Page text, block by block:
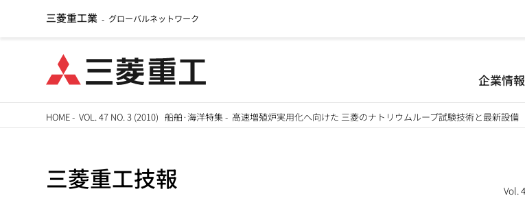
イ
三菱重工業 - グローバルネットワーク
企業情報
HOME-VOL. 47 NO. 3 (2010) 船舶·海洋特集- 高速増殖炉実用化へ向けた 三菱のナトリウムループ試験技術と最新設備
Vol.
三菱重工技報